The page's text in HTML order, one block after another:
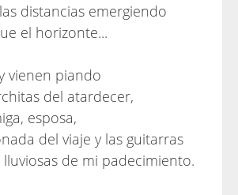
distancias emergiendo
el horizonte...
vienen piando
del atardecer,
esposa,
del viaje y las guitarras
de mi padecimiento.